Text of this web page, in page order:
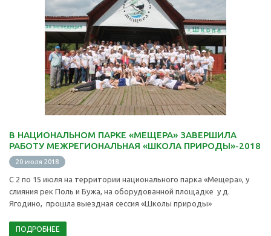
В НАЦИОНАЛЬНОМ ПАРКЕ «МЕЩЕРА» ЗАВЕРШИЛА
РАБОТУ МЕЖРЕГИОНАЛЬНАЯ «ШКОЛА ПРИРОДЫ»-2018
20 июля 2018
С 2 по 15 июля на территории национального парка «Мещера», у
слияния рек Поль и Бужа, на оборудованной площадке у д.
Ягодино, прошла выездная сессия «Школы природы»
ПОДРОБНЕЕ